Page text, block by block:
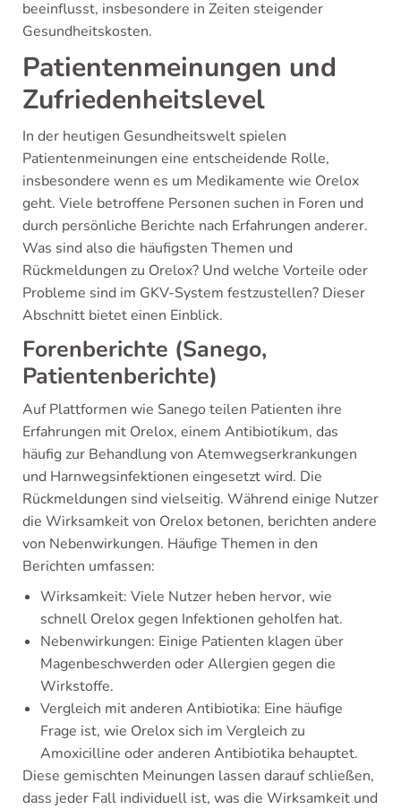
beeinflusst, insbesondere in Zeiten steigender
Gesundheitskosten.
Patientenmeinungen und
Zufriedenheitslevel
In der heutigen Gesundheitswelt spielen
Patientenmeinungen eine entscheidende Rolle,
insbesondere wenn es um Medikamente wie Orelox
geht. Viele betroffene Personen suchen in Foren und
durch persönliche Berichte nach Erfahrungen anderer.
Was sind also die häufigsten Themen und
Rückmeldungen zu Orelox? Und welche Vorteile oder
Probleme sind im GKV-System festzustellen? Dieser
Abschnitt bietet einen Einblick.
Forenberichte (Sanego,
Patientenberichte)
Auf Plattformen wie Sanego teilen Patienten ihre
Erfahrungen mit Orelox, einem Antibiotikum, das
häufig zur Behandlung von Atemwegserkrankungen
und Harnwegsinfektionen eingesetzt wird. Die
Rückmeldungen sind vielseitig. Während einige Nutzer
die Wirksamkeit von Orelox betonen, berichten andere
von Nebenwirkungen. Häufige Themen in den
Berichten umfassen:
Wirksamkeit: Viele Nutzer heben hervor, wie
schnell Orelox gegen Infektionen geholfen hat.
Nebenwirkungen: Einige Patienten klagen über
Magenbeschwerden oder Allergien gegen die
Wirkstoffe.
Vergleich mit anderen Antibiotika: Eine häufige
Frage ist, wie Orelox sich im Vergleich zu
Amoxicilline oder anderen Antibiotika behauptet.
Diese gemischten Meinungen lassen darauf schließen,
dass jeder Fall individuell ist, was die Wirksamkeit und